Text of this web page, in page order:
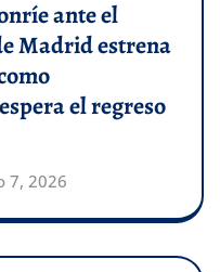
ante el
Madrid estrena
el regreso
7, 2026